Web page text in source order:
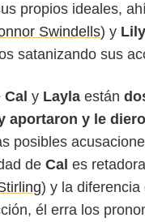
propios ideales,
Swindells) y Lily
satanizando sus
Cal y Layla están
aportaron y le
posibles
de Cal es
) y la diferencia
él erra los